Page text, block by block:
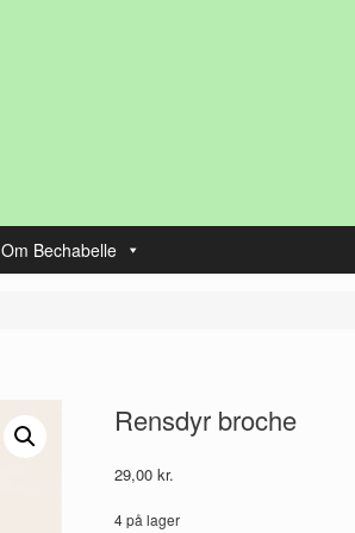
Om Bechabelle
Rensdyr broche
29,00 kr.
4 på lager